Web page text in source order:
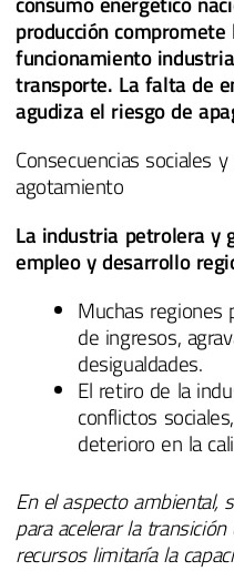
producción
funcionamiento
transporte. La falta de
agudiza el riesgo de
Consecuencias sociales
agotamiento
La industria petrolera y
empleo y desarrollo
Muchas regiones
de ingresos,
desigualdades.
El retiro de la
conflictos
deterioro en la
En el aspecto ambiental,
para acelerar la
recursos limitaría la